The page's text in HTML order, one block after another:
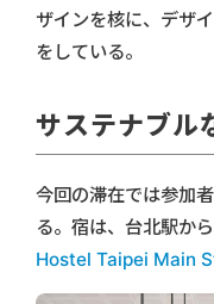
ザインを核に、デザ
をしている。
サステナブル
今回の滞在では参加
る。宿は、台北駅か
Hostel Taipei Main